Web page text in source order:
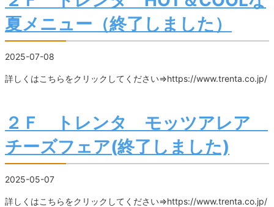
夏メニュー（終了しました）
2025-07-08
詳しくはこちらをクリックしてください⇒https://www.trenta.co.jp/
２Ｆ トレンタ モッツアレア
チーズフェア(終了しました)
2025-05-07
詳しくはこちらをクリックしてください⇒https://www.trenta.co.jp/